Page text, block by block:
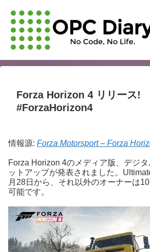
Forza Horizon 4 リリース!
#ForzaHorizon4
情報源: Forza Motorsport – Forza
Forza Horizon 4のメディア版、デジ
ットアップが発表されました。
月28日から、それ以外のオーナーは
可能です。